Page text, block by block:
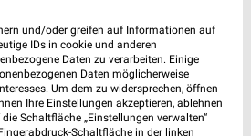
Straße 66
(Bodensee)
- 20:00 Uhr | Geschlossen
und/oder greifen auf Informationen auf
IDs in cookie und anderen
Daten zu verarbeiten. Einige
Daten möglicherweise
Um dem zu widersprechen, öffnen
Ihre Einstellungen akzeptieren, ablehnen
Schaltfläche „Einstellungen verwalten“
Schaltfläche in der linken